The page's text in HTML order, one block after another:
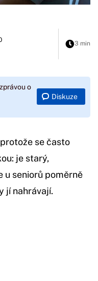
3 min
o
Diskuze
se často
je starý,
u seniorů poměrně
jí nahrávají.